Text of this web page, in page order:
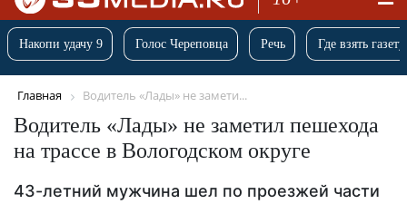
Накопи удачу 9 Голос Череповца Речь Где взять
Главная Водитель «Лады» не замети...
Водитель «Лады» не заметил пешехода
на трассе в Вологодском округе
43-летний мужчина шел по проезжей части